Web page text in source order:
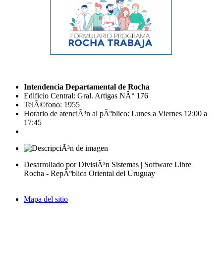
Intendencia Departamental de Rocha
Edificio Central: Gral. Artigas NÂ° 176
TelÃ©fono: 1955
Horario de atenciÃ³n al pÃºblico: Lunes a Viernes 12:00 a
17:45
Desarrollado por DivisiÃ³n Sistemas | Software Libre
Rocha - RepÃºblica Oriental del Uruguay
Mapa del sitio